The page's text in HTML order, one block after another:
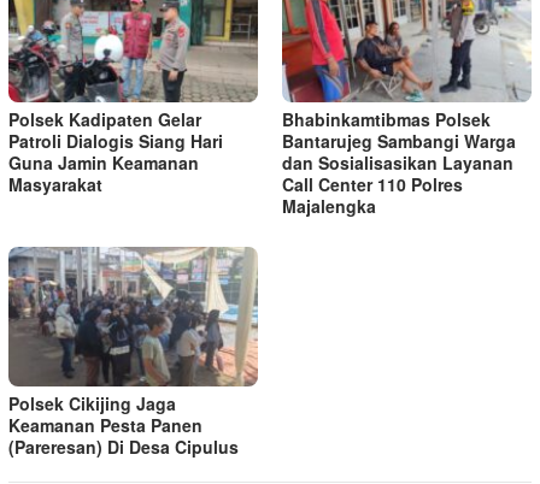
Polsek Kadipaten Gelar
Patroli Dialogis Siang Hari
Guna Jamin Keamanan
Masyarakat
Bhabinkamtibmas Polsek
Bantarujeg Sambangi Warga
dan Sosialisasikan Layanan
Call Center 110 Polres
Majalengka
Polsek Cikijing Jaga
Keamanan Pesta Panen
(Pareresan) Di Desa Cipulus